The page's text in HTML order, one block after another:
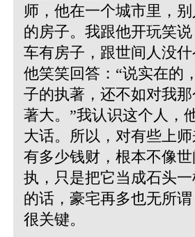
师，他在一个城市里，
的房子。我跟他开玩笑
车有房子，跟世间人没
他笑笑回答：“说实在的
子的执著，还不如对我那
著大。”我认识这个人，
大话。所以，对有些上
有多少钱财，根本不像
执，只是把它当成石头
的话，豪宅再多也无所
很关键。